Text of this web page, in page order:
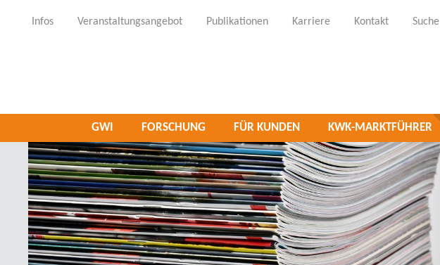
Infos Veranstaltungsangebot Publikationen Karriere Kontakt Suche
GWI FORSCHUNG FÜR KUNDEN KWK-MARKTFÜHRER